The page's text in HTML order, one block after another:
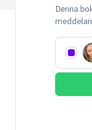
Denna